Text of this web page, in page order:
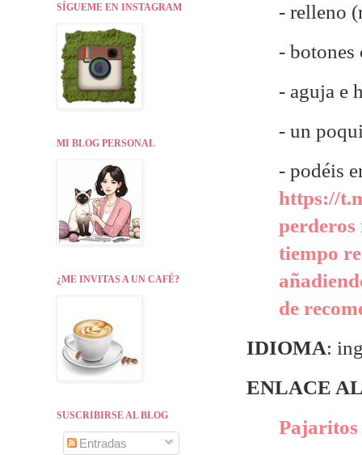
- relleno
- botones
- aguja e
- un
- podéis
https://
perderos
tiempo
de
IDIOMA:
ENLACE
SÍGUEME EN INSTAGRAM
MI BLOG PERSONAL
¿ME INVITAS A UN CAFÉ?
SUSCRIBIRSE AL BLOG
Entradas